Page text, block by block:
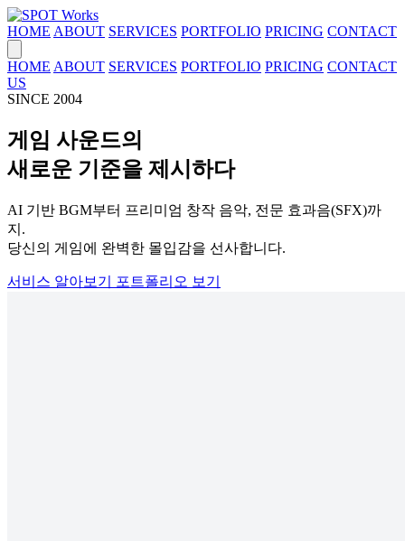
HOME ABOUT SERVICES PORTFOLIO PRICING CONTACT
HOME ABOUT SERVICES PORTFOLIO PRICING CONTACT
US
SINCE 2004
게임 사운드의
새로운 기준을 제시하다
AI 기반 BGM부터 프리미엄 창작 음악, 전문 효과음(SFX)까
지.
당신의 게임에 완벽한 몰입감을 선사합니다.
서비스 알아보기 포트폴리오 보기